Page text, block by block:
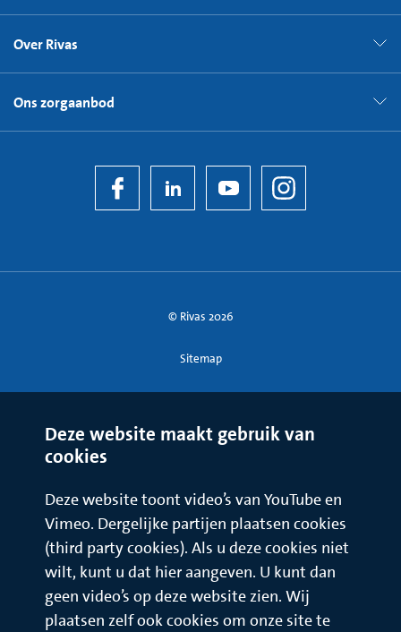
Over Rivas
Ons zorgaanbod
© Rivas 2026
Sitemap
Deze website maakt gebruik van
cookies
Deze website toont video’s van YouTube en
Vimeo. Dergelijke partijen plaatsen cookies
(third party cookies). Als u deze cookies niet
wilt, kunt u dat hier aangeven. U kunt dan
geen video’s op deze website zien. Wij
plaatsen zelf ook cookies om onze site te